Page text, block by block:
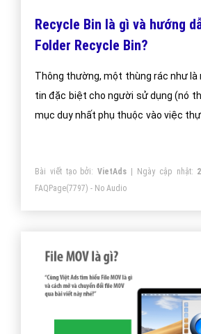
Recycle Bin là gì và hướng
Folder Recycle Bin?
Thông thường, một thùng rác như
tin đặc biệt cho người sử dụng (nó
mục duy nhất phụ thuộc vào việc
Bài viết tạo bởi:VietAds | Ngày cập nhật:
FAQPage(7797) - No Audio